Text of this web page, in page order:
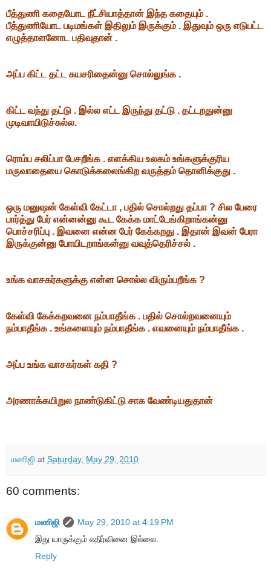
பீத்துணி கதையோட நீட்சியாத்தான் இந்த கதையும் .
பீத்துணியோட படிமங்கள் இதிலும் இருக்கும் . இதுவும் ஒரு எடுபட்ட
எழுத்தாளனோட பதிவுதான் .
அப்ப கிட்ட தட்ட சுயசரிதைன்னு சொல்லுங்க .
கிட்ட வந்து தட்டு . இல்ல எட்ட இருந்து தட்டு . தட்டறதுன்னு
முடிவாயிடுச்சுல்ல.
ரொம்ப சலிப்பா பேசறீங்க . எளக்கிய உலகம் உங்களுக்குரிய
மருவாதையை கொடுக்கலைங்கிற வருத்தம் தொனிக்குது .
ஒரு மனுஷன் கேள்வி கேட்டா , பதில் சொல்றது தப்பா ? சில பேரை
பார்த்து பேர் என்னன்னு கூட கேக்க மாட்டேங்கிறாங்கன்னு
பொச்சரிப்பு . இவனை என்ன பேர் கேக்கறது . இதான் இவன் பேரா
இருக்குன்னு போயிடறாங்கன்னு வவுத்தெரிச்சல் .
உங்க வாசகர்களுக்கு என்ன சொல்ல விரும்பறீங்க ?
கேள்வி கேக்கறவனை நம்பாதீங்க . பதில் சொல்றவனையும்
நம்பாதீங்க . உங்களையும் நம்பாதீங்க . எவனையும் நம்பாதீங்க .
அப்ப உங்க வாசகர்கள் கதி ?
அரணாக்கயிறுல நாண்டுகிட்டு சாக வேண்டியதுதான்
மணிஜி at Saturday, May 29, 2010
60 comments:
மணிஜி
May 29, 2010 at 4:19 PM
இது யாருக்கும் எதிர்வினை இல்லை.
Reply